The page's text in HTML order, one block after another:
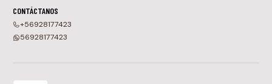
CONTÁCTANOS
+56928177423
56928177423